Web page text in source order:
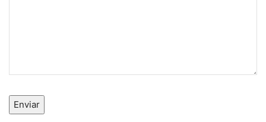
Enviar